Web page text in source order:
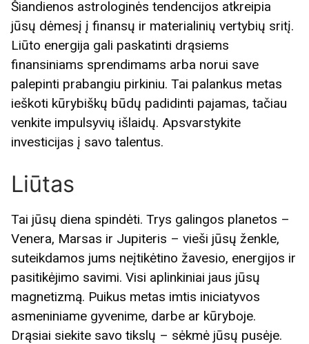
Šiandienos astrologinės tendencijos atkreipia
jūsų dėmesį į finansų ir materialinių vertybių sritį.
Liūto energija gali paskatinti drąsiems
finansiniams sprendimams arba norui save
palepinti prabangiu pirkiniu. Tai palankus metas
ieškoti kūrybiškų būdų padidinti pajamas, tačiau
venkite impulsyvių išlaidų. Apsvarstykite
investicijas į savo talentus.
Liūtas
Tai jūsų diena spindėti. Trys galingos planetos –
Venera, Marsas ir Jupiteris – vieši jūsų ženkle,
suteikdamos jums neįtikėtino žavesio, energijos ir
pasitikėjimo savimi. Visi aplinkiniai jaus jūsų
magnetizmą. Puikus metas imtis iniciatyvos
asmeniniame gyvenime, darbe ar kūryboje.
Drąsiai siekite savo tikslų – sėkmė jūsų pusėje.